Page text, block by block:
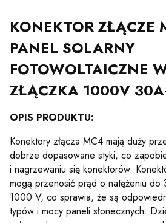
KONEKTOR ZŁĄCZE
PANEL SOLARNY
FOTOWOLTAICZNE
ZŁĄCZKA 1000V
OPIS PRODUKTU:
Konektory złącza MC4 mają duży
dobrze dopasowane styki, co
i nagrzewaniu się konektorów.
mogą przenosić prąd o natężeniu
1000 V, co sprawia, że są
typów i mocy paneli słonecznych.